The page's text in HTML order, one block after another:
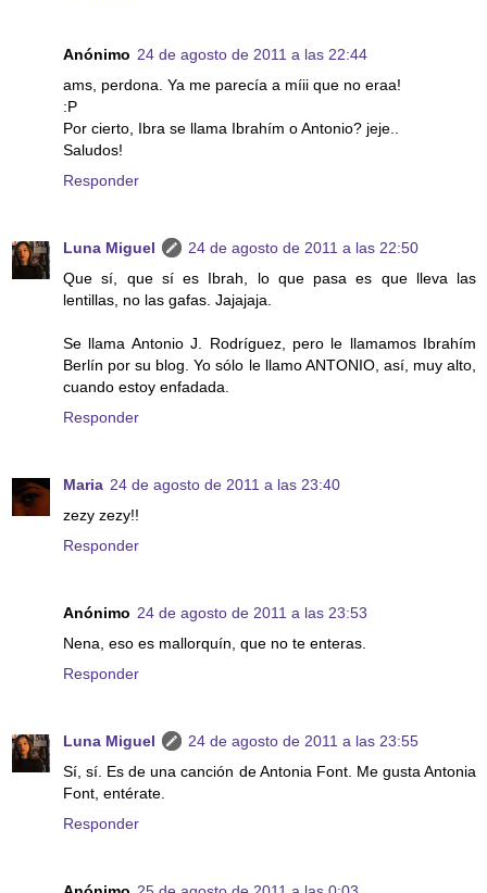
Anónimo 24 de agosto de 2011 a las 22:44
ams, perdona. Ya me parecía a míii que no eraa!
:P
Por cierto, Ibra se llama Ibrahím o Antonio? jeje..
Saludos!
Responder
Luna Miguel
24 de agosto de 2011 a las 22:50
Que sí, que sí es Ibrah, lo que pasa es que lleva las
lentillas, no las gafas. Jajajaja.
Se llama Antonio J. Rodríguez, pero le llamamos Ibrahím
Berlín por su blog. Yo sólo le llamo ANTONIO, así, muy alto,
cuando estoy enfadada.
Responder
Maria 24 de agosto de 2011 a las 23:40
zezy zezy!!
Responder
Anónimo 24 de agosto de 2011 a las 23:53
Nena, eso es mallorquín, que no te enteras.
Responder
Luna Miguel
24 de agosto de 2011 a las 23:55
Sí, sí. Es de una canción de Antonia Font. Me gusta Antonia
Font, entérate.
Responder